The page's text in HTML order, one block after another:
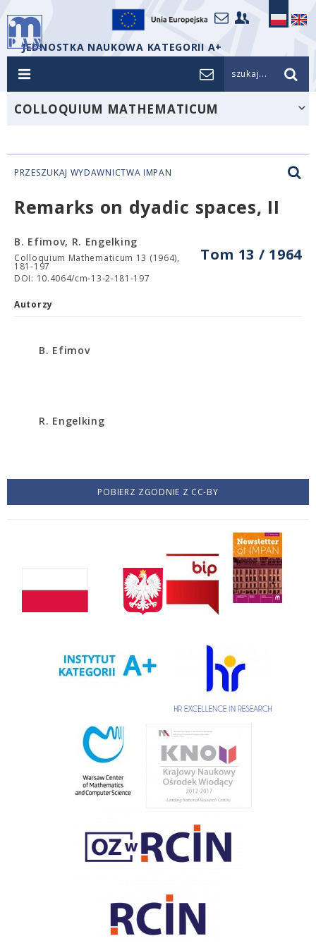
JEDNOSTKA NAUKOWA KATEGORII A+
szukaj...
COLLOQUIUM MATHEMATICUM
PRZESZUKAJ WYDAWNICTWA IMPAN
Remarks on dyadic spaces, II
Tom 13 / 1964
B. Efimov, R. Engelking
Colloquium Mathematicum 13 (1964),
181-197
DOI: 10.4064/cm-13-2-181-197
Autorzy
B. Efimov
R. Engelking
POBIERZ ZGODNIE Z CC-BY